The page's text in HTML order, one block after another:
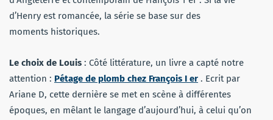
d’Henry est romancée, la série se base sur des
moments historiques.
Le choix de Louis : Côté littérature, un livre a capté notre
attention : Pétage de plomb chez François I er . Ecrit par
Ariane D, cette dernière se met en scène à différentes
époques, en mêlant le langage d’aujourd’hui, à celui qu’on